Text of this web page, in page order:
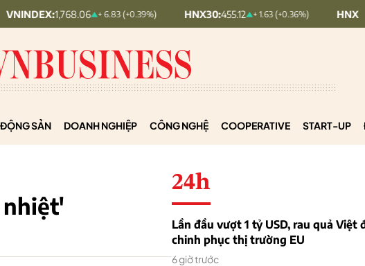
1,768.06 + 6.83 (+0.39%) HNX30: 455.12 + 1.63 (+0.36%) HNXINDEX:293.44
SẢN DOANH NGHIỆP CÔNG NGHỆ COOPERATIVE START-UP
nhiệt'
24h
Lần đầu vượt 1 tỷ USD, rau quả Việt
chinh phục thị trường EU
6 giờ trước